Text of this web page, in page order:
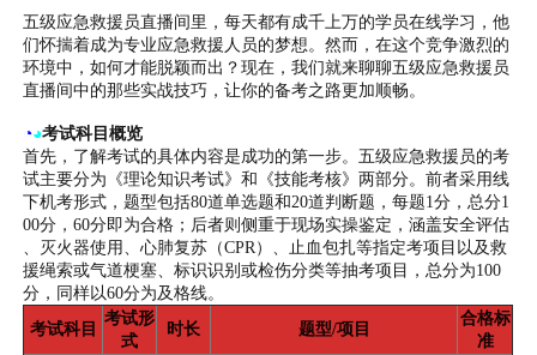
五级应急救援员直播间里，每天都有成千上万的学员在线学习，他
们怀揣着成为专业应急救援人员的梦想。然而，在这个竞争激烈的
环境中，如何才能脱颖而出？现在，我们就来聊聊五级应急救援员
直播间中的那些实战技巧，让你的备考之路更加顺畅。
◔◕考试科目概览
首先，了解考试的具体内容是成功的第一步。五级应急救援员的考
试主要分为《理论知识考试》和《技能考核》两部分。前者采用线
下机考形式，题型包括80道单选题和20道判断题，每题1分，总分1
00分，60分即为合格；后者则侧重于现场实操鉴定，涵盖安全评估
、灭火器使用、心肺复苏（CPR）、止血包扎等指定考项目以及救
援绳索或气道梗塞、标识识别或检伤分类等抽考项目，总分为100
分，同样以60分为及格线。
考试科目
考试形
式
时长 题型/项目
合格标
准